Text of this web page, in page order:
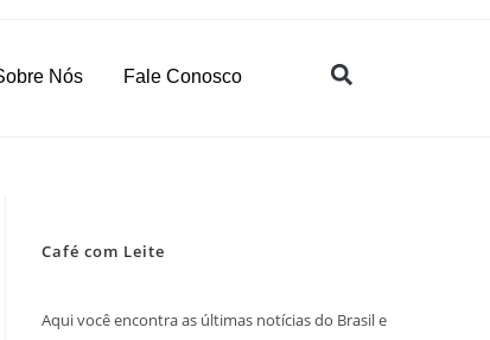
Nós Fale Conosco
Café com Leite
Aqui você encontra as últimas notícias do Brasil e